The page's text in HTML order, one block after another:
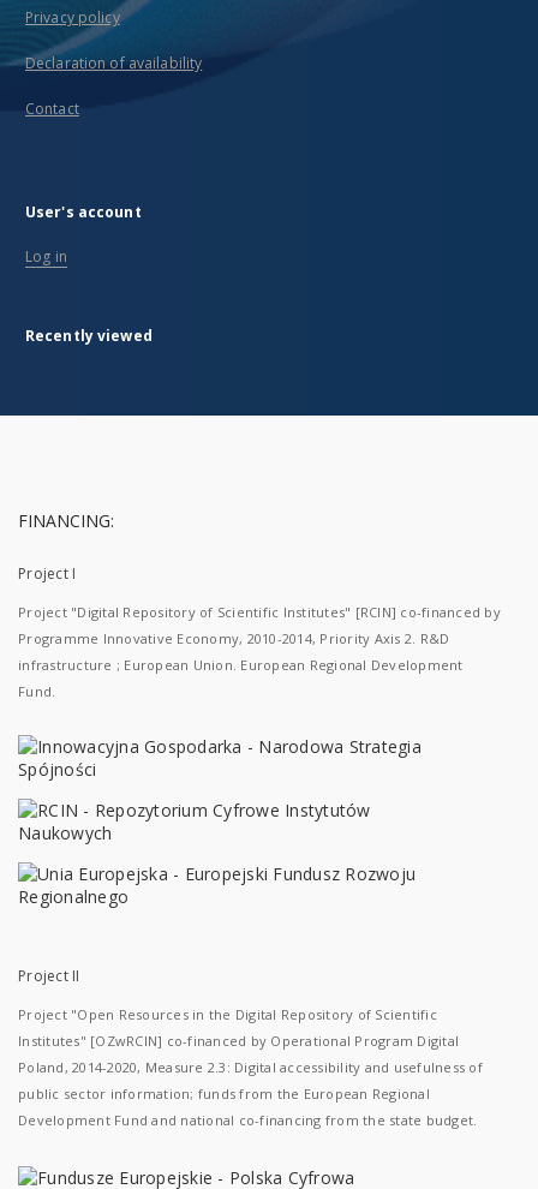
Privacy policy
Declaration of availability
Contact
User's account
Log in
Recently viewed
FINANCING:
Project I
Project "Digital Repository of Scientific Institutes" [RCIN] co-financed by
Programme Innovative Economy, 2010-2014, Priority Axis 2. R&D
infrastructure ; European Union. European Regional Development
Fund.
Project II
Project "Open Resources in the Digital Repository of Scientific
Institutes" [OZwRCIN] co-financed by Operational Program Digital
Poland, 2014-2020, Measure 2.3: Digital accessibility and usefulness of
public sector information; funds from the European Regional
Development Fund and national co-financing from the state budget.